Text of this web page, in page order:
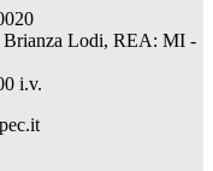
Brianza Lodi, REA: MI -
i.v.